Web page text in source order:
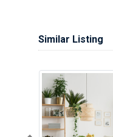
Similar Listing